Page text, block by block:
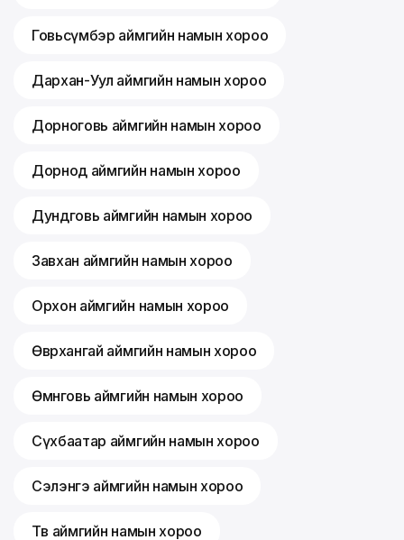
Говьсүмбэр аймгийн намын хороо
Дархан-Уул аймгийн намын хороо
Дорноговь аймгийн намын хороо
Дорнод аймгийн намын хороо
Дундговь аймгийн намын хороо
Завхан аймгийн намын хороо
Орхон аймгийн намын хороо
Өвөрхангай аймгийн намын хороо
Өмнөговь аймгийн намын хороо
Сүхбаатар аймгийн намын хороо
Сэлэнгэ аймгийн намын хороо
Төв аймгийн намын хороо